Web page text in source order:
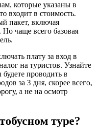
которые указаны в
входит в стоимость.
пакет, включая
чаще всего базовая
плату за вход в
на туристов. Узнайте
проводить в
за 3 дня, скорее всего,
а не на осмотр
туре?